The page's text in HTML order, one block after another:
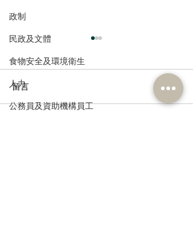
政制
民政及文體
食物安全及環境衛生
人力
公務員及資助機構員工
留言